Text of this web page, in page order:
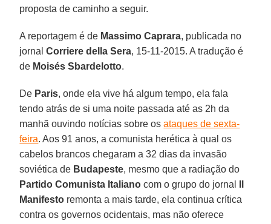
proposta de caminho a seguir.
A reportagem é de Massimo Caprara, publicada no
jornalCorriere della Sera, 15-11-2015. A tradução é
de Moisés Sbardelotto.
De Paris, onde ela vive há algum tempo, ela fala
tendo atrás de si uma noite passada até as 2h da
manhã ouvindo notícias sobre osataques de sexta-
feira. Aos 91 anos, a comunista herética à qual os
cabelos brancos chegaram a 32 dias da invasão
soviética de Budapeste, mesmo que a radiação do
Partido Comunista Italiano com o grupo do jornal
Manifesto remonta a mais tarde, ela continua crítica
contra os governos ocidentais, mas não oferece